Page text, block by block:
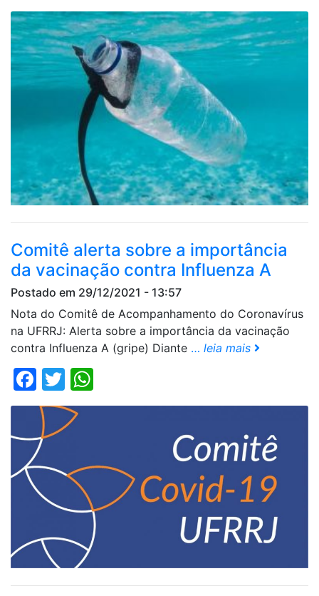
Comitê alerta sobre a importância
da vacinação contra Influenza A
Postado em 29/12/2021 - 13:57
Nota do Comitê de Acompanhamento do Coronavírus
na UFRRJ: Alerta sobre a importância da vacinação
contra Influenza A (gripe) Diante … leia mais
Facebook
Twitter